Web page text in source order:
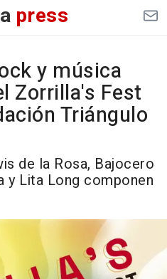
press
y música
Zorrilla's Fest
Triángulo
de la Rosa, Bajocero
y Lita Long componen